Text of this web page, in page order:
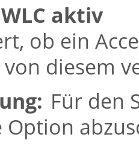
aktiv
ob ein
diesem
Für den
Option